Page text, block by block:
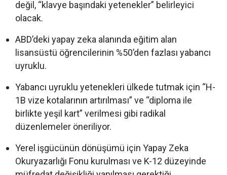
değil, “klavye başındaki yetenekler” belirleyici
olacak.
ABD’deki yapay zeka alanında eğitim alan
lisansüstü öğrencilerinin %50’den fazlası yabancı
uyruklu.
Yabancı uyruklu yetenekleri ülkede tutmak için “H-
1B vize kotalarının artırılması” ve “diploma ile
birlikte yeşil kart” verilmesi gibi radikal
düzenlemeler öneriliyor.
Yerel işgücünün dönüşümü için Yapay Zeka
Okuryazarlığı Fonu kurulması ve K-12 düzeyinde